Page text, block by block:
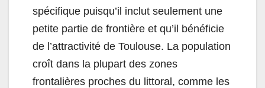
spécifique puisqu’il inclut seulement une
petite partie de frontière et qu’il bénéficie
de l’attractivité de Toulouse. La population
croît dans la plupart des zones
frontalières proches du littoral, comme les